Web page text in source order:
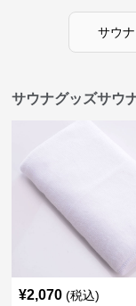
サウ
サウナグッズサウ
¥2,070 (税込)